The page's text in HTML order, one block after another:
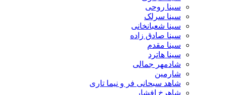
سینا روحی
سینا سرلک
سینا شعبانخانی
سینا صادق زاده
سینا مقدم
سینا هاترد
شادمهر جمالی
شارمین
شاهد سبحانی فر و نیما تاری
شاهرخ افشار